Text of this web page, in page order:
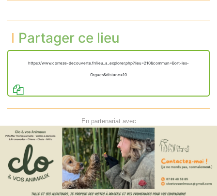
Partager ce lieu
https://www.correze-decouverte.fr/lieu_a_explorer.php?lieu=210&commun=Bort-les-
Orgues&distanc=10
En partenariat avec